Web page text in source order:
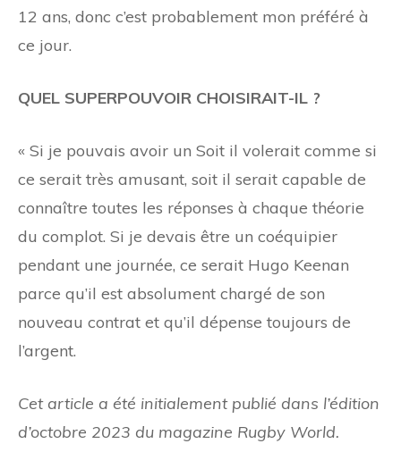
12 ans, donc c’est probablement mon préféré à
ce jour.
QUEL SUPERPOUVOIR CHOISIRAIT-IL ?
« Si je pouvais avoir un Soit il volerait comme si
ce serait très amusant, soit il serait capable de
connaître toutes les réponses à chaque théorie
du complot. Si je devais être un coéquipier
pendant une journée, ce serait Hugo Keenan
parce qu’il est absolument chargé de son
nouveau contrat et qu’il dépense toujours de
l’argent.
Cet article a été initialement publié dans l’édition
d’octobre 2023 du magazine Rugby World.